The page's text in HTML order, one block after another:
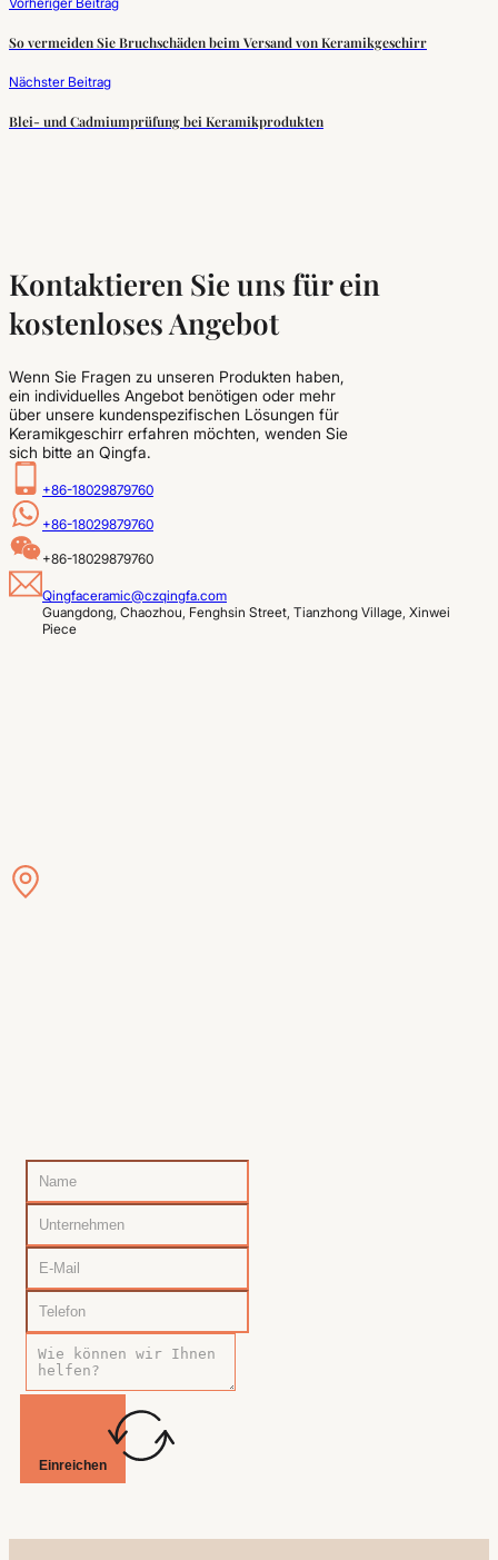
So vermeiden Sie Bruchschäden beim Versand von Keramikgeschirr
Nächster Beitrag
Blei- und Cadmiumprüfung bei Keramikprodukten
Kontaktieren Sie uns für ein
kostenloses Angebot
Wenn Sie Fragen zu unseren Produkten haben,
ein individuelles Angebot benötigen oder mehr
über unsere kundenspezifischen Lösungen für
Keramikgeschirr erfahren möchten, wenden Sie
sich bitte an Qingfa.
+86-18029879760
+86-18029879760
+86-18029879760
Qingfaceramic@czqingfa.com
Guangdong, Chaozhou, Fenghsin Street, Tianzhong Village, Xinwei
Piece
Einreichen